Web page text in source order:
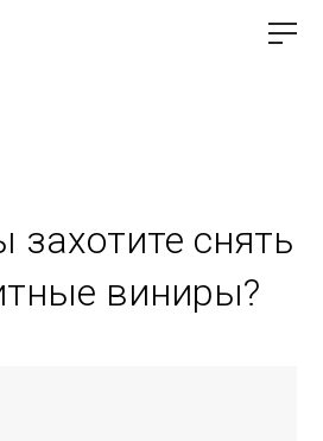
снять
виниры?